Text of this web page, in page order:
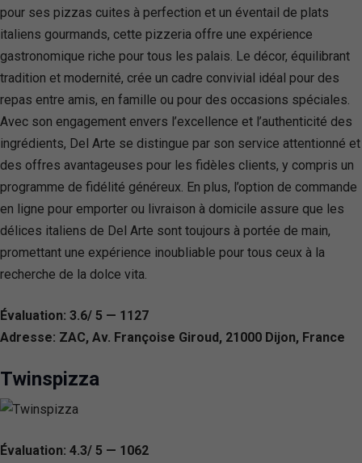
pour ses pizzas cuites à perfection et un éventail de plats
italiens gourmands, cette pizzeria offre une expérience
gastronomique riche pour tous les palais. Le décor, équilibrant
tradition et modernité, crée un cadre convivial idéal pour des
repas entre amis, en famille ou pour des occasions spéciales.
Avec son engagement envers l’excellence et l’authenticité des
ingrédients, Del Arte se distingue par son service attentionné et
des offres avantageuses pour les fidèles clients, y compris un
programme de fidélité généreux. En plus, l’option de commande
en ligne pour emporter ou livraison à domicile assure que les
délices italiens de Del Arte sont toujours à portée de main,
promettant une expérience inoubliable pour tous ceux à la
recherche de la dolce vita.
Évaluation: 3.6/ 5 — 1127
Adresse: ZAC, Av. Françoise Giroud, 21000 Dijon, France
Twinspizza
Évaluation: 4.3/ 5 — 1062